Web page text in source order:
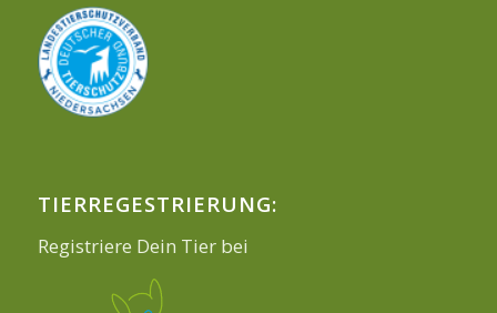
TIERREGESTRIERUNG:
Registriere Dein Tier bei